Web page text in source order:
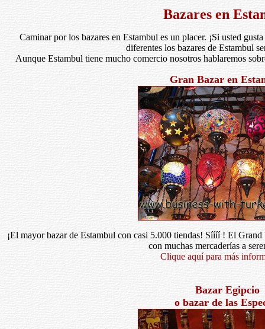
Bazares en
Caminar por los bazares en Estambul es un placer. ¡Si usted
diferentes los bazares de Estambul
Aunque Estambul tiene mucho comercio nosotros hablaremos
Gran Bazar en
¡El mayor bazar de Estambul con casi 5.000 tiendas! Síííí ! El
con muchas mercaderías a
Clique aquí para más
Bazar Egipcio
o bazar de las